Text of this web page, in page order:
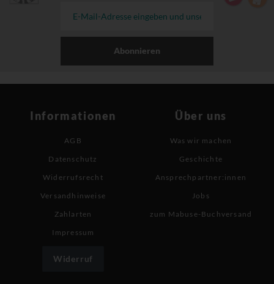
Abonnieren
Informationen
AGB
Datenschutz
Widerrufsrecht
Versandhinweise
Zahlarten
Impressum
Widerruf
Über uns
Was wir machen
Geschichte
Ansprechpartner:innen
Jobs
zum Mabuse-Buchversand